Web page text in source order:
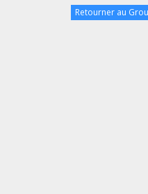
Retourner au